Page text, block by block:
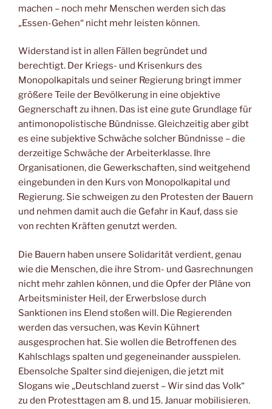
machen – noch mehr Menschen werden sich das
„Essen-Gehen“ nicht mehr leisten können.
Widerstand ist in allen Fällen begründet und
berechtigt. Der Kriegs- und Krisenkurs des
Monopolkapitals und seiner Regierung bringt immer
größere Teile der Bevölkerung in eine objektive
Gegnerschaft zu ihnen. Das ist eine gute Grundlage für
antimonopolistische Bündnisse. Gleichzeitig aber gibt
es eine subjektive Schwäche solcher Bündnisse – die
derzeitige Schwäche der Arbeiterklasse. Ihre
Organisationen, die Gewerkschaften, sind weitgehend
eingebunden in den Kurs von Monopolkapital und
Regierung. Sie schweigen zu den Protesten der Bauern
und nehmen damit auch die Gefahr in Kauf, dass sie
von rechten Kräften genutzt werden.
Die Bauern haben unsere Solidarität verdient, genau
wie die Menschen, die ihre Strom- und Gasrechnungen
nicht mehr zahlen können, und die Opfer der Pläne von
Arbeitsminister Heil, der Erwerbslose durch
Sanktionen ins Elend stoßen will. Die Regierenden
werden das versuchen, was Kevin Kühnert
ausgesprochen hat. Sie wollen die Betroffenen des
Kahlschlags spalten und gegeneinander ausspielen.
Ebensolche Spalter sind diejenigen, die jetzt mit
Slogans wie „Deutschland zuerst – Wir sind das Volk“
zu den Protesttagen am 8. und 15. Januar mobilisieren.